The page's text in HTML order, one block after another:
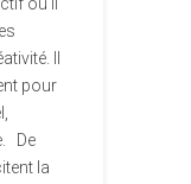
où il
Il
pour
De
la